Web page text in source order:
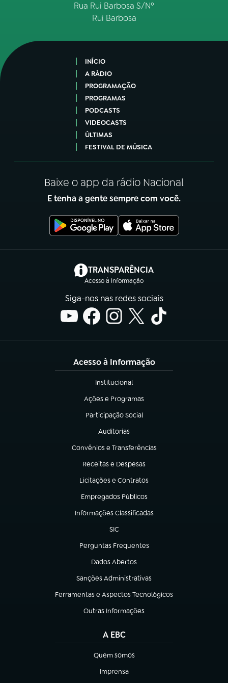
Rua Rui Barbosa S/Nº
Rui Barbosa
INÍCIO
A RÁDIO
PROGRAMAÇÃO
PROGRAMAS
PODCASTS
VIDEOCASTS
ÚLTIMAS
FESTIVAL DE MÚSICA
Baixe o app da rádio Nacional
E tenha a gente sempre com você.
TRANSPARÊNCIA
Acesso à Informação
(abre em nova aba)
Siga-nos nas redes sociais
Acesso à Informação
Institucional
(abre em nova aba)
Ações e Programas
(abre em nova aba)
Participação Social
(abre em nova aba)
Auditorias
(abre em nova aba)
Convênios e Transferências
(abre em nova aba)
Receitas e Despesas
(abre em nova aba)
Licitações e Contratos
(abre em nova aba)
Empregados Públicos
(abre em nova aba)
Informações Classificadas
(abre em nova aba)
SIC
(abre em nova aba)
Perguntas Frequentes
(abre em nova aba)
Dados Abertos
(abre em nova aba)
Sanções Administrativas
(abre em nova aba)
Ferramentas e Aspectos Tecnológicos
(abre em nova aba)
Outras Informações
(abre em nova aba)
A EBC
Quem somos
(abre em nova aba)
Imprensa
(abre em nova aba)